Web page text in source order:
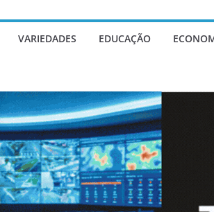
VARIEDADES EDUCAÇÃO